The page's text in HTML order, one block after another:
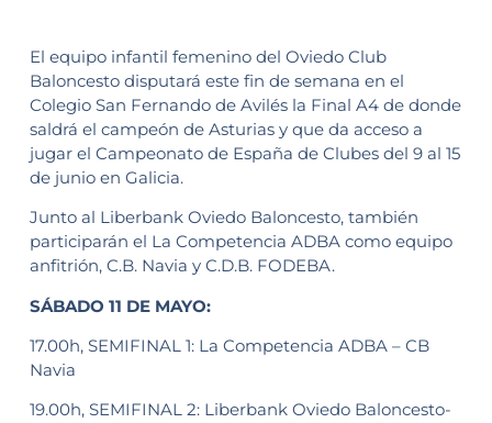
El equipo infantil femenino del Oviedo Club
Baloncesto disputará este fin de semana en el
Colegio San Fernando de Avilés la Final A4 de donde
saldrá el campeón de Asturias y que da acceso a
jugar el Campeonato de España de Clubes del 9 al 15
de junio en Galicia.
Junto al Liberbank Oviedo Baloncesto, también
participarán el La Competencia ADBA como equipo
anfitrión, C.B. Navia y C.D.B. FODEBA.
SÁBADO 11 DE MAYO:
17.00h, SEMIFINAL 1: La Competencia ADBA – CB
Navia
19.00h, SEMIFINAL 2: Liberbank Oviedo Baloncesto-